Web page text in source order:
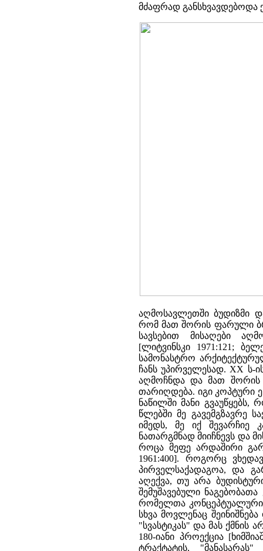
მძაფრად განსხვავდებოდა
აღმოსავლეთში ბუდიზმი
რომ მათ შორის ფარული
სავსებით მისაღები
[ლიტვინსკი 1971:121;
სამონასტრო
ჩანს უპირველესად. XX ს-
აღმოჩნდა და მათ შორის
თარიღდება. იგი კოპტური
ნაწილში მანი
წლებში მე გავემგზავრე
იმედს, მე იქ შევარჩიე
ნათარგმნად მიიჩნევს და
როცა მეფე არდაშირი
1961:400]. როგორც
პირველსაქადაგოა, და
აღექვა, თუ არა
შემუშავებული
რომელთა კონცეპტუალური
სხვა მოვლენაც
"სვასტიკას" და მას ქმნის
180-იანი პროექცია
ტრაქტატის,